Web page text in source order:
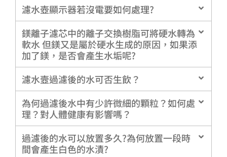
濾水壺顯示器若沒電要如何處理?
鎂離子濾芯中的離子交換樹脂可將硬水轉為
軟水 但鎂又是屬於硬水生成的原因，如果添
加了鎂，是否會產生水垢呢?
濾水壼過濾後的水可否生飲？
為何過濾後水中有少許微細的顆粒？如何處
理？對人體健康有影響嗎？
過濾後的水可以放置多久?為何放置一段時
間會產生白色的水漬?